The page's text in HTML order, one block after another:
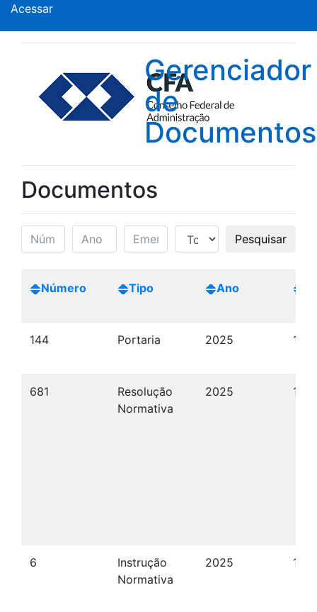
Acessar
Gerenciador
de
Documentos
Documentos
Pesquisar
Número Tipo Ano
144 Portaria 2025 18/
681
Resolução
Normativa
2025 17/
6
Instrução
Normativa
2025 17/